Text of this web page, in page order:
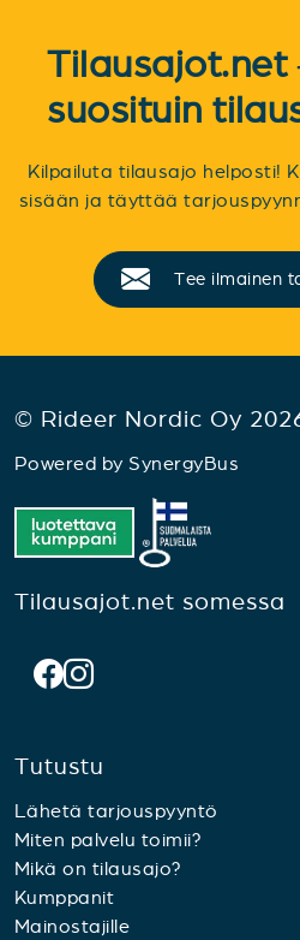
suosituin
Kilpailuta tilausajo helposti!
sisään ja täyttää
Tee ilmainen
© Rideer Nordic Oy
Powered by SynergyBus
Tilausajot.net somessa
Tutustu
Lähetä tarjouspyyntö
Miten palvelu toimii?
Mikä on tilausajo?
Kumppanit
Mainostajille